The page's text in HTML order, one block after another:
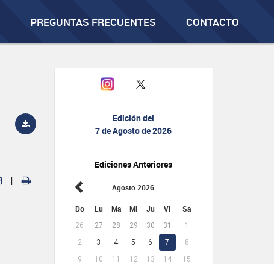
PREGUNTAS FRECUENTES CONTACTO
Edición del
7 de Agosto de 2026
Ediciones Anteriores
Agosto 2026
Do Lu Ma Mi Ju Vi Sa
26 27 28 29 30 31
1
2
3 4 5 6 7
8
9
10 11 12 13 14
15
|